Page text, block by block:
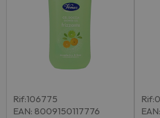
Rif:106775
EAN: 8009150117776